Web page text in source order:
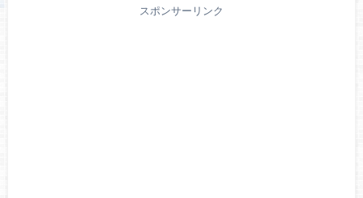
スポンサーリンク